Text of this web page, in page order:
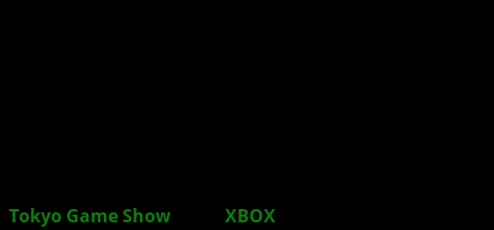
Tokyo Game Show XBOX